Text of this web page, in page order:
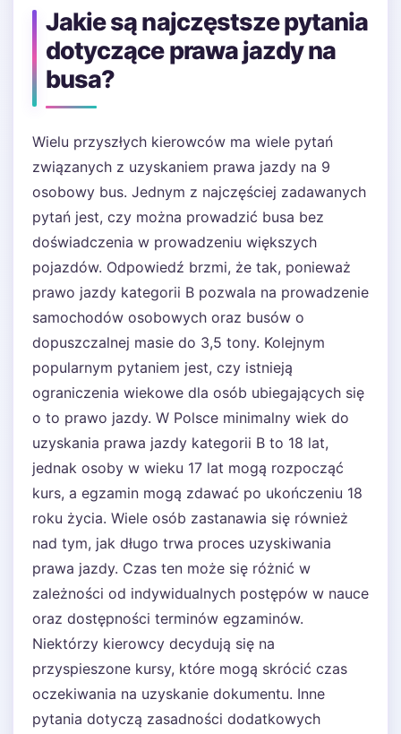
Jakie są najczęstsze pytania
dotyczące prawa jazdy na
busa?
Wielu przyszłych kierowców ma wiele pytań
związanych z uzyskaniem prawa jazdy na 9
osobowy bus. Jednym z najczęściej zadawanych
pytań jest, czy można prowadzić busa bez
doświadczenia w prowadzeniu większych
pojazdów. Odpowiedź brzmi, że tak, ponieważ
prawo jazdy kategorii B pozwala na prowadzenie
samochodów osobowych oraz busów o
dopuszczalnej masie do 3,5 tony. Kolejnym
popularnym pytaniem jest, czy istnieją
ograniczenia wiekowe dla osób ubiegających się
o to prawo jazdy. W Polsce minimalny wiek do
uzyskania prawa jazdy kategorii B to 18 lat,
jednak osoby w wieku 17 lat mogą rozpocząć
kurs, a egzamin mogą zdawać po ukończeniu 18
roku życia. Wiele osób zastanawia się również
nad tym, jak długo trwa proces uzyskiwania
prawa jazdy. Czas ten może się różnić w
zależności od indywidualnych postępów w nauce
oraz dostępności terminów egzaminów.
Niektórzy kierowcy decydują się na
przyspieszone kursy, które mogą skrócić czas
oczekiwania na uzyskanie dokumentu. Inne
pytania dotyczą zasadności dodatkowych